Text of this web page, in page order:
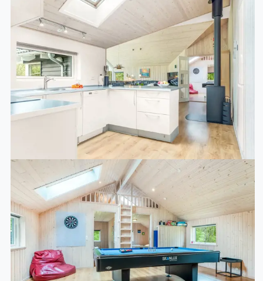
Schlafverhältnisse
Die Schlafplätze verteilen sich auf 3 Schlafräume. 6
Schlafplätze in Einzelbetten. 2 Schlafplätze auf
Matratzen. 2 von diesen Schlafplätzen befinden sich im
offenen Obergeschoss. Ferner steht ein Kinderbett zur
Verfügung.
Multimedien
2 Smart-TV. 1 Apple-TV.1 Chromecast. Radio.Nintendo
schwedische Fernsehsender. 1-3 norwegische
Fernsehsender. Mindestens 4 deutsche
Fernsehsender. Es steht kabellose Internetverbindung
zur Verfügung.
Hobbyraum
Hobbyraum mit: Pooltisch. Tischtennis. Dart und das
traditionelle dänische Brettspiel „Bobspiel“.